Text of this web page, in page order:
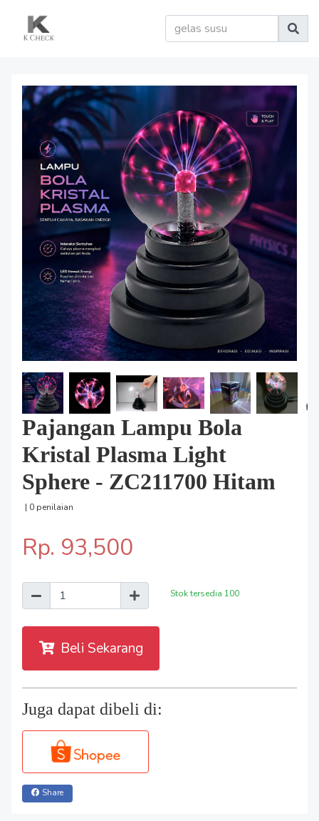
Pajangan Lampu Bola
Kristal Plasma Light
Sphere - ZC211700 Hitam
| 0 penilaian
Rp. 93,500
Stok tersedia 100
Beli Sekarang
Juga dapat dibeli di:
Share